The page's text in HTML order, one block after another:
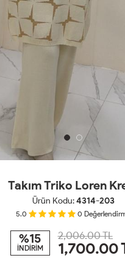
Takım Triko Loren
Ürün Kodu:4314-203
5.0 0
%15
İNDİRİM
2,006.00 TL
1,700.00